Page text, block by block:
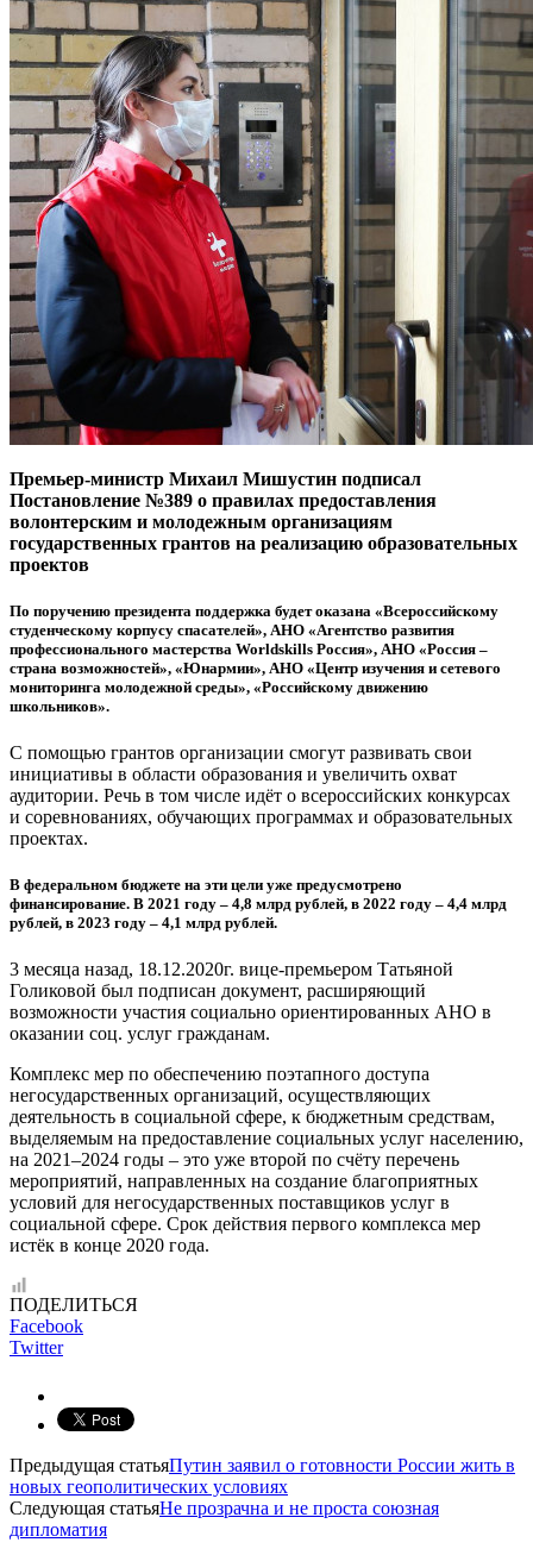
Премьер-министр Михаил Мишустин подписал
Постановление №389 о правилах предоставления
волонтерским и молодежным организациям
государственных грантов на реализацию образовательных
проектов
По поручению президента поддержка будет оказана «Всероссийскому
студенческому корпусу спасателей», АНО «Агентство развития
профессионального мастерства Worldskills Россия», АНО «Россия –
страна возможностей», «Юнармии», АНО «Центр изучения и сетевого
мониторинга молодежной среды», «Российскому движению
школьников».
С помощью грантов организации смогут развивать свои
инициативы в области образования и увеличить охват
аудитории. Речь в том числе идёт о всероссийских конкурсах
и соревнованиях, обучающих программах и образовательных
проектах.
В федеральном бюджете на эти цели уже предусмотрено
финансирование. В 2021 году – 4,8 млрд рублей, в 2022 году – 4,4 млрд
рублей, в 2023 году – 4,1 млрд рублей.
3 месяца назад, 18.12.2020г. вице-премьером Татьяной
Голиковой был подписан документ, расширяющий
возможности участия социально ориентированных АНО в
оказании соц. услуг гражданам.
Комплекс мер по обеспечению поэтапного доступа
негосударственных организаций, осуществляющих
деятельность в социальной сфере, к бюджетным средствам,
выделяемым на предоставление социальных услуг населению,
на 2021–2024 годы – это уже второй по счёту перечень
мероприятий, направленных на создание благоприятных
условий для негосударственных поставщиков услуг в
социальной сфере. Срок действия первого комплекса мер
истёк в конце 2020 года.
ПОДЕЛИТЬСЯ
Facebook
Twitter
Предыдущая статьяПутин заявил о готовности России жить в
новых геополитических условиях
Следующая статьяНе прозрачна и не проста союзная
дипломатия